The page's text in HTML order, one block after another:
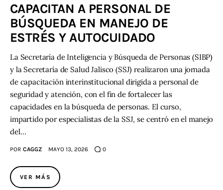
CAPACITAN A PERSONAL DE
BÚSQUEDA EN MANEJO DE
ESTRÉS Y AUTOCUIDADO
La Secretaría de Inteligencia y Búsqueda de Personas (SIBP)
y la Secretaría de Salud Jalisco (SSJ) realizaron una jornada
de capacitación interinstitucional dirigida a personal de
seguridad y atención, con el fin de fortalecer las
capacidades en la búsqueda de personas. El curso,
impartido por especialistas de la SSJ, se centró en el manejo
del…
POR CAGGZ MAYO 13, 2026 0
VER MÁS